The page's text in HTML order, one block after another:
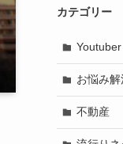
カテゴリー
お悩み解
不動産